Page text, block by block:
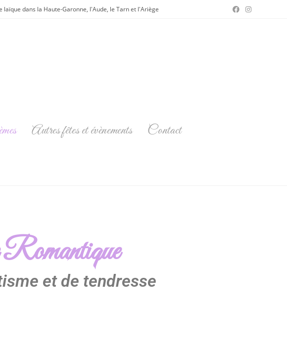
dans la Haute-Garonne, l'Aude, le Tarn et l'Ariège
Autres fêtes et évènements Contact
et de tendresse